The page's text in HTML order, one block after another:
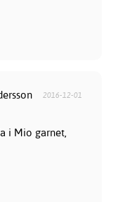
2016-12-01
i Mio garnet,